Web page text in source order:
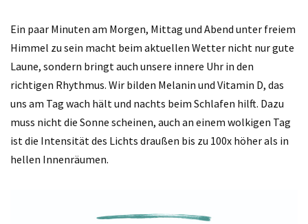
Ein paar Minuten am Morgen, Mittag und Abend unter freiem
Himmel zu sein macht beim aktuellen Wetter nicht nur gute
Laune, sondern bringt auch unsere innere Uhr in den
richtigen Rhythmus. Wir bilden Melanin und Vitamin D, das
uns am Tag wach hält und nachts beim Schlafen hilft. Dazu
muss nicht die Sonne scheinen, auch an einem wolkigen Tag
ist die Intensität des Lichts draußen bis zu 100x höher als in
hellen Innenräumen.